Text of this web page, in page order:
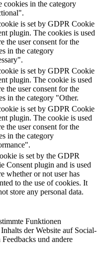
cookies in the category
is set by GDPR Cookie
plugin. The cookies is used
the user consent for the
in the category
is set by GDPR Cookie
plugin. The cookie is used
the user consent for the
in the category "Other.
is set by GDPR Cookie
plugin. The cookie is used
the user consent for the
in the category
is set by the GDPR
Consent plugin and is used
whether or not user has
to the use of cookies. It
store any personal data.
Funktionen
der Website auf Social-
und andere